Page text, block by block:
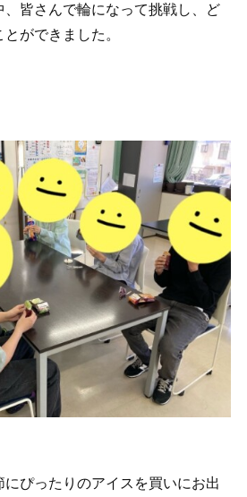
、皆さんで輪になって挑戦し、ど
ができました。
ぴったりのアイスを買いにお出